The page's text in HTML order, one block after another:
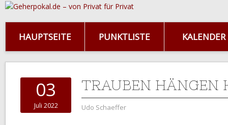
HAUPTSEITE PUNKTLISTE KALENDER
03
Juli 2022
TRAUBEN HÄNGEN
Udo Schaeffer